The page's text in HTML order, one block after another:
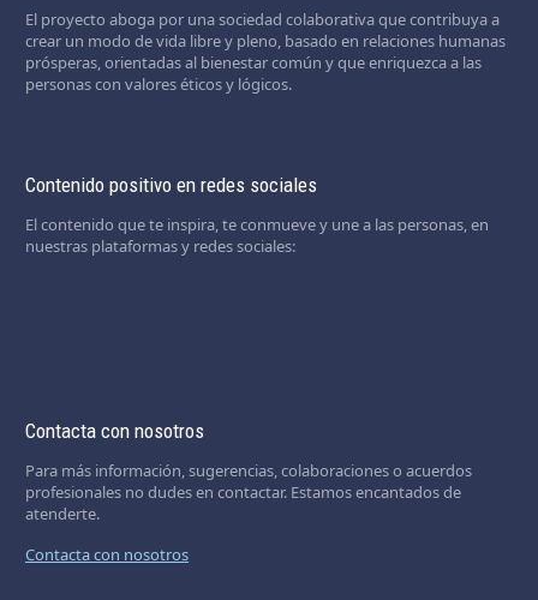
El proyecto aboga por una sociedad colaborativa que contribuya a
crear un modo de vida libre y pleno, basado en relaciones humanas
prósperas, orientadas al bienestar común y que enriquezca a las
personas con valores éticos y lógicos.
Contenido positivo en redes sociales
El contenido que te inspira, te conmueve y une a las personas, en
nuestras plataformas y redes sociales:
Contacta con nosotros
Para más información, sugerencias, colaboraciones o acuerdos
profesionales no dudes en contactar. Estamos encantados de
atenderte.
Contacta con nosotros